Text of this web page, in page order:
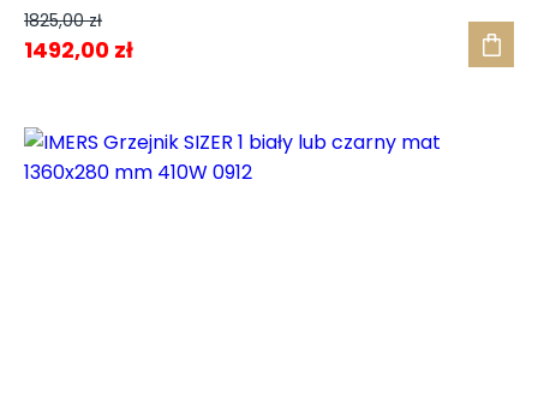
1825,00zł
Pierwotna
1825,00 zł.
1492,00 złAktualna
1492,00 zł.